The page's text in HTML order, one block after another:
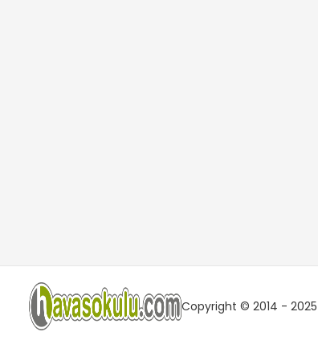
Copyright © 2014 - 2025